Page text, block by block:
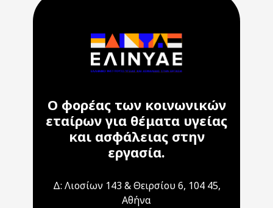
Ο φορέας των κοινωνικών
εταίρων για θέματα υγείας
και ασφάλειας στην
εργασία.
Δ: Λιοσίων 143 & Θειρσίου 6, 104 45,
Αθήνα